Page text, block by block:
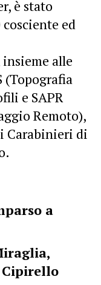
è stato
ed
alle
(Topografia
e SAPR
Remoto),
Carabinieri di
a
Cipirello